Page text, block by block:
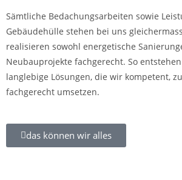
Sämtliche Bedachungsarbeiten sowie
Gebäudehülle stehen bei uns
realisieren sowohl energetische
Neubauprojekte fachgerecht. So
langlebige Lösungen, die wir kompetent,
fachgerecht umsetzen.
das können wir alles